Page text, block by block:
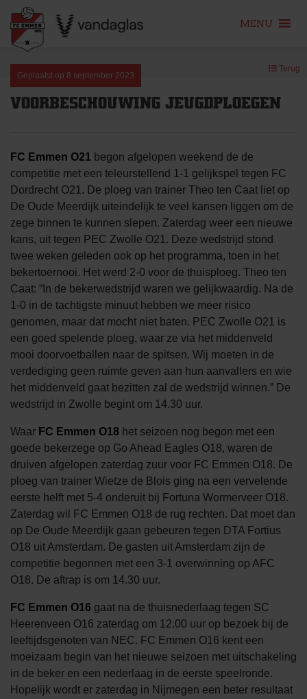
content
MENU
Geplaatst op 8 september 2023
Terug
VOORBESCHOUWING JEUGDPLOEGEN
FC Emmen O21 begon afgelopen weekend de de
competitie met een teleurstellend 1-1 gelijkspel tegen FC
Dordrecht O21. De ploeg van trainer Theo ten Caat liet op
De Oude Meerdijk uiteindelijk te veel kansen liggen om de
zege binnen te kunnen slepen. Zaterdag weer een nieuwe
kans, uit tegen PEC Zwolle O21. Deze wedstrijd stond
twee weken geleden ook op het programma, toen in het
bekertoernooi. Het werd 2-0 voor de thuisploeg. Theo ten
Caat: “In de bekerwedstrijd waren we gelijkwaardig. Na de
1-0 in de tachtigste minuut hebben we meer risico
genomen, maar dat mocht niet baten. PEC Zwolle O21 is
een goed spelende ploeg, waar ze via het middenveld
mooi doorvoetballen naar de spitsen. Wij moeten in de
verdediging geen ruimte geven aan hun aanvallers en wie
het middenveld gaat bezitten zal de wedstrijd winnen.” De
wedstrijd in Zwolle begint om 14.30 uur.
Waar FC Emmen O18 het seizoen nog begon met een
goede bekerzege op Go Ahead Eagles O18, waren de
druiven afgelopen zaterdag zuur voor FC Emmen O18. De
ploeg van trainer Wietze de Blois ging na een vervelende
eerste helft met 5-4 onderuit bij Fortuna Wormerveer O18.
Zaterdag wil FC Emmen O18 de rug rechten. Dat moet dan
op De Oude Meerdijk gaan gebeuren tegen DTA Fortius
O18 uit Amsterdam. De gasten uit Amsterdam zijn de
competitie begonnen met een 3-1 overwinning op AFC
O18. De aftrap is om 14.30 uur.
FC Emmen O16 gaat na de thuisnederlaag tegen SC
Heerenveen O16 zaterdag om 12.00 uur op bezoek bij de
leeftijdsgenoten van NEC. FC Emmen O16 kent een
moeizaam begin van het nieuwe seizoen met uitschakeling
in de beker en een nederlaag in de eerste speelronde.
Hopelijk wordt er zaterdag in Nijmegen een beter resultaat